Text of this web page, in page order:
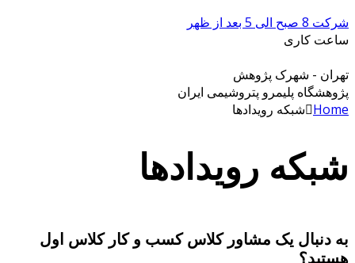
شرکت 8 صبح الی 5 بعد از ظهر
ساعت کاری
تهران - شهرک پژوهش
پژوهشگاه پلیمرو پتروشیمی ایران
Home شبکه رویدادها
شبکه رویدادها
به دنبال یک مشاور کلاس کسب و کار کلاس اول
هستید؟